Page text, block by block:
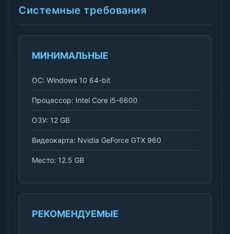
Системные требования
МИНИМАЛЬНЫЕ
ОС: Windows 10 64-bit
Процессор: Intel Core i5-6600
ОЗУ: 12 GB
Видеокарта: Nvidia GeForce GTX 960
Место: 12.5 GB
РЕКОМЕНДУЕМЫЕ